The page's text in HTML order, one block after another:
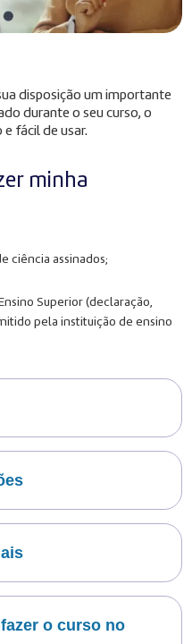
disposição um importante
durante o seu curso, o
fácil de usar.
minha
ciência assinados;
Superior (declaração,
pela instituição de ensino
o curso no